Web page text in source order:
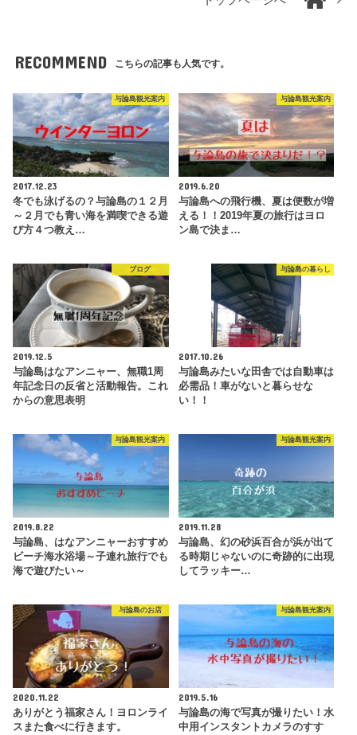
RECOMMEND こちらの記事も人気です。
与論島観光案内
2017.12.23
冬でも泳げるの？与論島の１２月
～２月でも青い海を満喫できる遊
び方４つ教え…
与論島観光案内
2019.6.20
与論島への飛行機、夏は便数が増
える！！2019年夏の旅行はヨロ
ン島で決ま…
ブログ
2019.12.5
与論島はなアンニャー、無職1周
年記念日の反省と活動報告。これ
からの意思表明
与論島の暮らし
2017.10.26
与論島みたいな田舎では自動車は
必需品！車がないと暮らせな
い！！
与論島観光案内
2019.8.22
与論島、はなアンニャーおすすめ
ビーチ海水浴場～子連れ旅行でも
海で遊びたい～
与論島観光案内
2019.11.28
与論島、幻の砂浜百合が浜が出て
る時期じゃないのに奇跡的に出現
してラッキー…
与論島のお店
2020.11.22
ありがとう福家さん！ヨロンライ
スまた食べに行きます。
与論島観光案内
2019.5.16
与論島の海で写真が撮りたい！水
中用インスタントカメラのすす